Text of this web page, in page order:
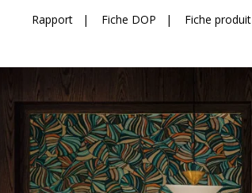
Rapport| Fiche DOP | Fiche produit